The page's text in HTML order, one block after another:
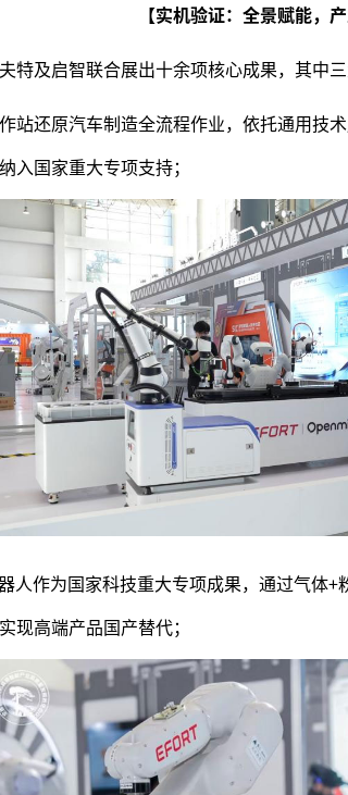
【实机验证：全景赋能，产
特及启智联合展出十余项核心成果，其中
站还原汽车制造全流程作业，依托通用
入国家重大专项支持；
人作为国家科技重大专项成果，通过气体
现高端产品国产替代；